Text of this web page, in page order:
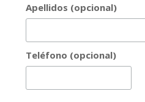
Apellidos (opcional)
Teléfono (opcional)